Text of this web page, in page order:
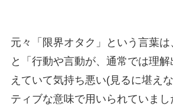
元々「限界オタク」という言葉
と「行動や言動が、通常では理
えていて気持ち悪い(見るに堪え
ティブな意味で用いられていまし